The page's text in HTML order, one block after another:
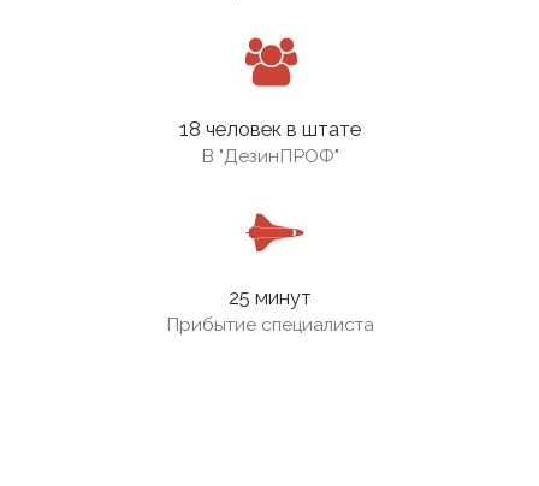
18 человек в штате
В "ДезинПРОФ"
25 минут
Прибытие специалиста